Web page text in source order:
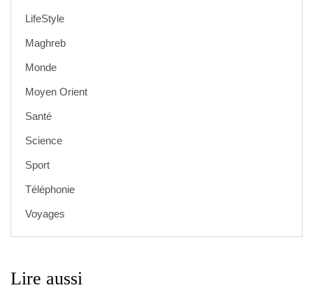
LifeStyle
Maghreb
Monde
Moyen Orient
Santé
Science
Sport
Téléphonie
Voyages
Lire aussi